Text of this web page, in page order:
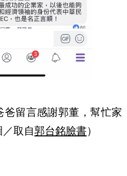
留言感謝郭董，幫忙家
取自郭台銘臉書）